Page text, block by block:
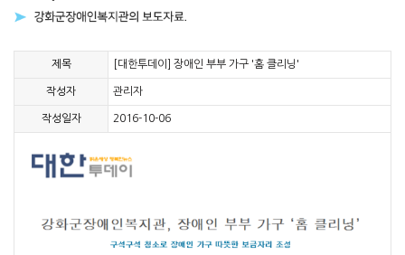
제목 [대한투데이] 장애인 부부 가구 '홈 클리닝'
작성자 관리자
작성일자 2016-10-06